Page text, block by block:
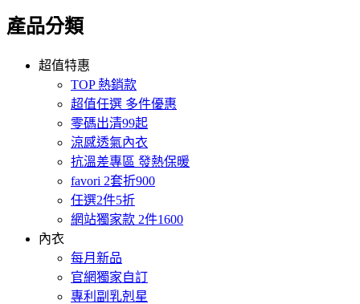
產品分類
超值特惠
TOP 熱銷款
超值任選 多件優惠
零碼出清99起
涼感透氣內衣
抗溫差專區 發熱保暖
favori 2套折900
任選2件5折
網站獨家款 2件1600
內衣
每月新品
官網獨家自訂
專利副乳剋星